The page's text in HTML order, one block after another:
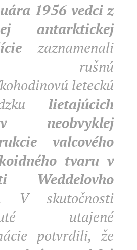
1956 vedci z
antarktickej
zaznamenali
rušnú
leteckú
lietajúcich
neobvyklej
valcového
tvaru v
Weddelovho
V skutočnosti
utajené
potvrdili, že